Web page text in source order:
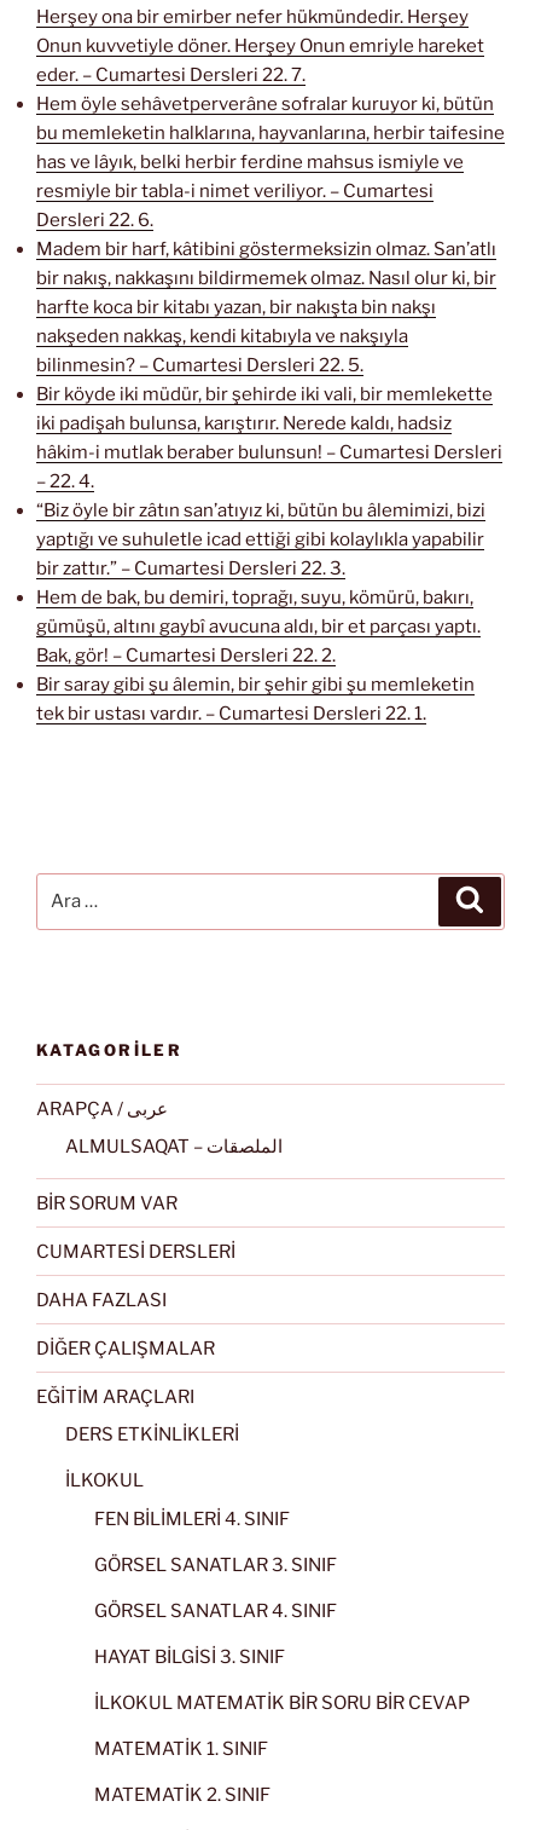
Herşey ona bir emirber nefer hükmündedir. Herşey
Onun kuvvetiyle döner. Herşey Onun emriyle hareket
eder. – Cumartesi Dersleri 22. 7.
Hem öyle sehâvetperverâne sofralar kuruyor ki, bütün
bu memleketin halklarına, hayvanlarına, herbir taifesine
has ve lâyık, belki herbir ferdine mahsus ismiyle ve
resmiyle bir tabla-i nimet veriliyor. – Cumartesi
Dersleri 22. 6.
Madem bir harf, kâtibini göstermeksizin olmaz. San’atlı
bir nakış, nakkaşını bildirmemek olmaz. Nasıl olur ki, bir
harfte koca bir kitabı yazan, bir nakışta bin nakşı
nakşeden nakkaş, kendi kitabıyla ve nakşıyla
bilinmesin? – Cumartesi Dersleri 22. 5.
Bir köyde iki müdür, bir şehirde iki vali, bir memlekette
iki padişah bulunsa, karıştırır. Nerede kaldı, hadsiz
hâkim-i mutlak beraber bulunsun! – Cumartesi Dersleri
– 22. 4.
“Biz öyle bir zâtın san’atıyız ki, bütün bu âlemimizi, bizi
yaptığı ve suhuletle icad ettiği gibi kolaylıkla yapabilir
bir zattır.” – Cumartesi Dersleri 22. 3.
Hem de bak, bu demiri, toprağı, suyu, kömürü, bakırı,
gümüşü, altını gaybî avucuna aldı, bir et parçası yaptı.
Bak, gör! – Cumartesi Dersleri 22. 2.
Bir saray gibi şu âlemin, bir şehir gibi şu memleketin
tek bir ustası vardır. – Cumartesi Dersleri 22. 1.
KATAGORİLER
ARAPÇA / عربى
ALMULSAQAT – الملصقات
BİR SORUM VAR
CUMARTESİ DERSLERİ
DAHA FAZLASI
DİĞER ÇALIŞMALAR
EĞİTİM ARAÇLARI
DERS ETKİNLİKLERİ
İLKOKUL
FEN BİLİMLERİ 4. SINIF
GÖRSEL SANATLAR 3. SINIF
GÖRSEL SANATLAR 4. SINIF
HAYAT BİLGİSİ 3. SINIF
İLKOKUL MATEMATİK BİR SORU BİR CEVAP
MATEMATİK 1. SINIF
MATEMATİK 2. SINIF